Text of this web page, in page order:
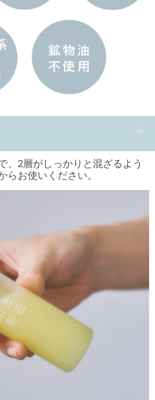
、2層がしっかりと混ざるよう
らお使いください。